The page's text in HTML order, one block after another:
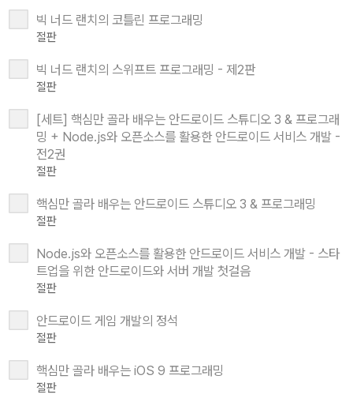
빅 너드 랜치의 코틀린 프로그래밍
절판
빅 너드 랜치의 스위프트 프로그래밍 - 제2판
절판
[세트] 핵심만 골라 배우는 안드로이드 스튜디오 3 & 프로그래
밍 + Node.js와 오픈소스를 활용한 안드로이드 서비스 개발 -
전2권
절판
핵심만 골라 배우는 안드로이드 스튜디오 3 & 프로그래밍
절판
Node.js와 오픈소스를 활용한 안드로이드 서비스 개발 - 스타
트업을 위한 안드로이드와 서버 개발 첫걸음
절판
안드로이드 게임 개발의 정석
절판
핵심만 골라 배우는 iOS 9 프로그래밍
절판